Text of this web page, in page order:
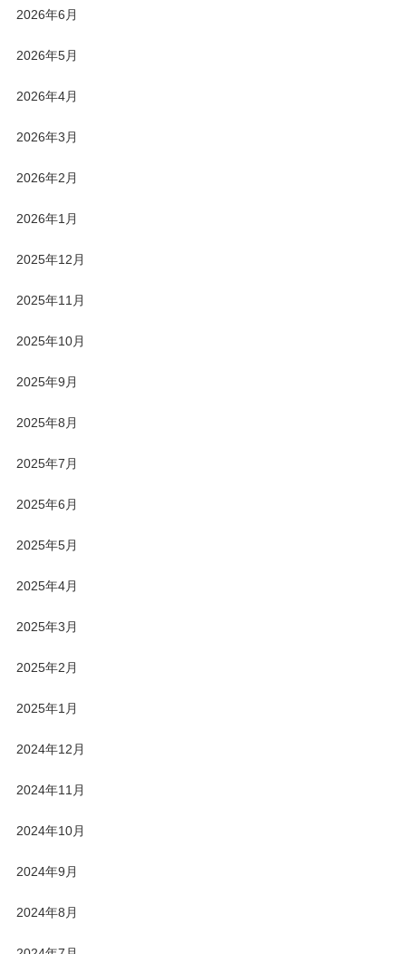
2026年6月
2026年5月
2026年4月
2026年3月
2026年2月
2026年1月
2025年12月
2025年11月
2025年10月
2025年9月
2025年8月
2025年7月
2025年6月
2025年5月
2025年4月
2025年3月
2025年2月
2025年1月
2024年12月
2024年11月
2024年10月
2024年9月
2024年8月